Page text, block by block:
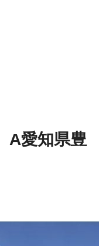
A愛知県豊